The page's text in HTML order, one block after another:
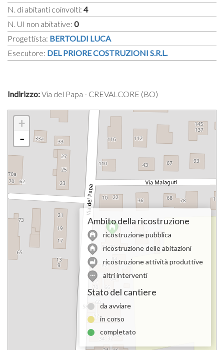
N. di abitanti coinvolti: 4
N. UI non abitative: 0
Progettista: BERTOLDI LUCA
Esecutore: DEL PRIORE COSTRUZIONI S.R.L.
Indirizzo:Via del Papa - CREVALCORE (BO)
+
-
Ambito della ricostruzione
ricostruzione pubblica
ricostruzione delle abitazioni
ricostruzione attività produttive
altri interventi
Stato del cantiere
da avviare
in corso
completato